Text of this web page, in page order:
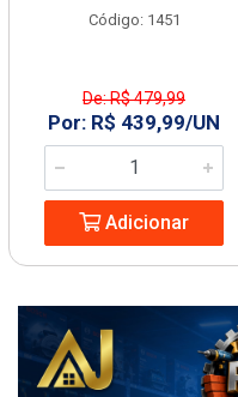
Código: 1451
De: R$ 479,99
Por: R$ 439,99/UN
Adicionar